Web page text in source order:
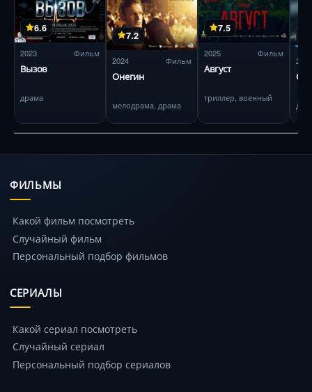
6.6
2023 Фильм
Вызов
драма
7.2
2024 Фильм
Онегин
мелодрама, драма
7.5
2025 Фильм
Август
триллер, военный
2023
ФИЛЬМЫ
Какой фильм посмотреть
Случайный фильм
Персональный подбор фильмов
СЕРИАЛЫ
Какой сериал посмотреть
Случайный сериал
Персональный подбор сериалов